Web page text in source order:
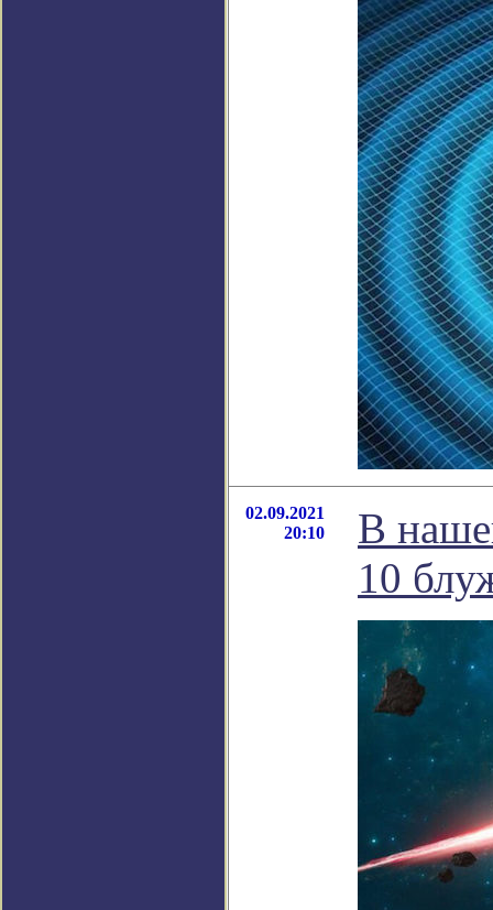
02.09.2021
20:10
В
10